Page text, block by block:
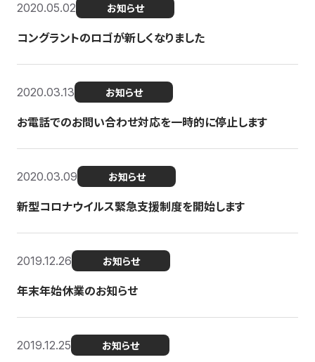
2020.05.02 お知らせ
コングラントのロゴが新しくなりました
2020.03.13 お知らせ
お電話でのお問い合わせ対応を一時的に停止します
2020.03.09 お知らせ
新型コロナウイルス緊急支援制度を開始します
2019.12.26 お知らせ
年末年始休業のお知らせ
2019.12.25 お知らせ